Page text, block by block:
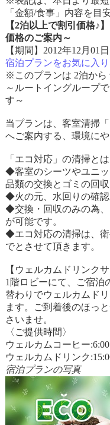
「金額/食事」内容を目
【2泊以上で割引価格♪
価格のご案内～
【期間】2012年12月01
宿泊プランをお気に入
※このプランは 2泊から
～ルートイングループ
す～
当プランは、客室清掃
へご案内する、環境に
「エコ対応」の清掃とは
◆客室のシーツやユニ
品類の交換とゴミの回
◆火の元、水回りの確認
◆交換・回収のみの為、
が可能です。
◆エコ対応の清掃は、衛
でとさせて頂きます。
【ウェルカムドリンク
1階ロビーにて、ご宿泊
替わりでウェルカムド
ます。ご到着後のほっ
さいませ。
〈ご提供時間〉
ウェルカムコーヒー
ウェルカムドリンク
宿泊プランの写真